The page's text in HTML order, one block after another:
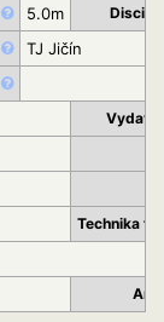
5.0m
TJ Jičín
Technika